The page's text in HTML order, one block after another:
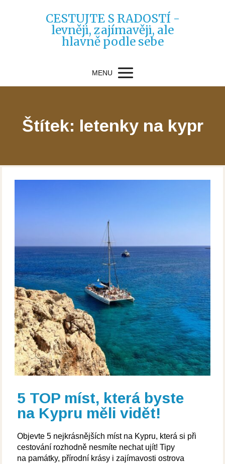
CESTUJTE S RADOSTÍ -
levněji, zajímavěji, ale
hlavně podle sebe
MENU
Štítek: letenky na kypr
5 TOP míst, která byste
na Kypru měli vidět!
Objevte 5 nejkrásnějších míst na Kypru, která si při
cestování rozhodně nesmíte nechat ujít! Tipy
na památky, přírodní krásy i zajímavosti ostrova